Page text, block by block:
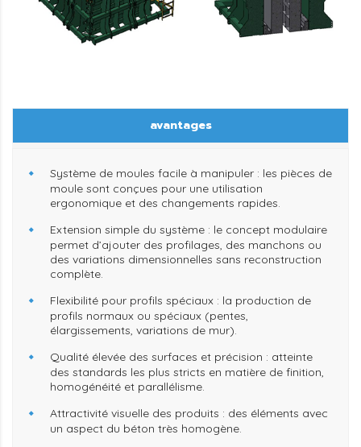
avantages
Système de moules facile à manipuler : les pièces de
moule sont conçues pour une utilisation
ergonomique et des changements rapides.
Extension simple du système : le concept modulaire
permet d’ajouter des profilages, des manchons ou
des variations dimensionnelles sans reconstruction
complète.
Flexibilité pour profils spéciaux : la production de
profils normaux ou spéciaux (pentes,
élargissements, variations de mur).
Qualité élevée des surfaces et précision : atteinte
des standards les plus stricts en matière de finition,
homogénéité et parallélisme.
Attractivité visuelle des produits : des éléments avec
un aspect du béton très homogène.